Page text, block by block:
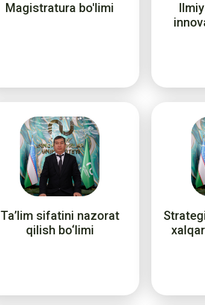
Magistratura bo'limi
Ta’lim sifatini nazorat
qilish bo‘limi